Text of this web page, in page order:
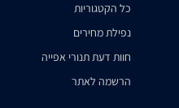
כל הקטגוריות
נפילת מחירים
חוות דעת תנורי אפייה
הרשמה לאתר